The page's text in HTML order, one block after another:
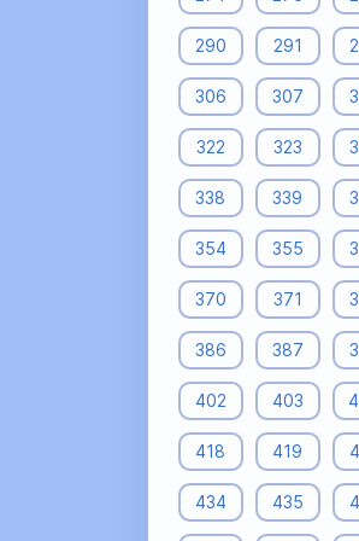
290 291
306 307
322 323
338 339
354 355
370 371
386 387
402 403
418 419
434 435